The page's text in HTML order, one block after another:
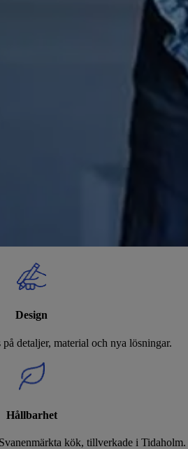
Design
detaljer, material och nya lösningar.
Hållbarhet
kök, tillverkade i Tidaholm.